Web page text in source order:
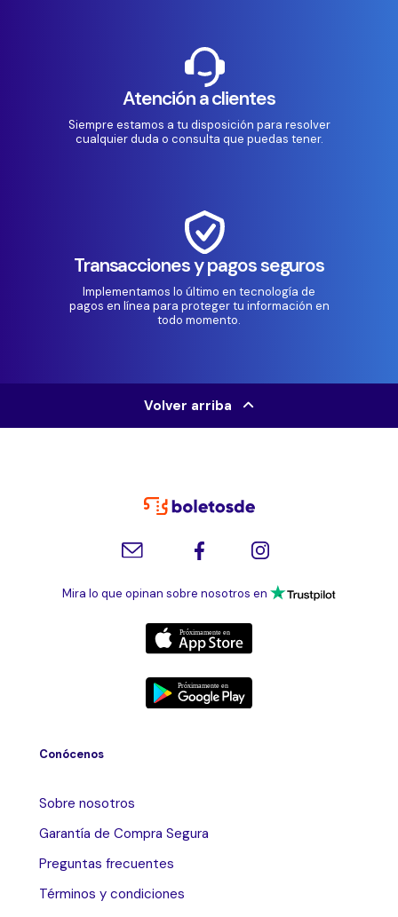
Atención a clientes
Siempre estamos a tu disposición para resolver
cualquier duda o consulta que puedas tener.
Transacciones y pagos seguros
Implementamos lo último en tecnología de
pagos en línea para proteger tu información en
todo momento.
Volver arriba
Mira lo que opinan sobre nosotros en
Conócenos
Sobre nosotros
Garantía de Compra Segura
Preguntas frecuentes
Términos y condiciones